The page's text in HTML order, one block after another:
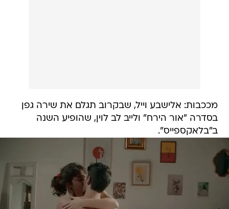
מככבות: אלישבע וייל, שבקרוב תגלם את שירה גפן
בסדרה "אור הירח" ולייב לב לוין, שהופיע השנה
ב"בלאקספייס".